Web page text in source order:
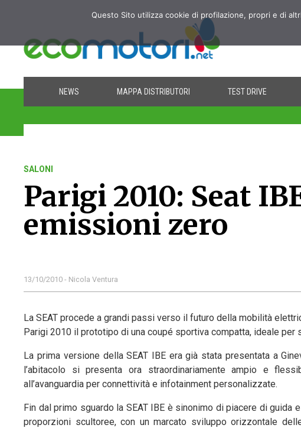
NEWS MAPPA DISTRIBUTORI TEST DRIVE
SALONI
Parigi 2010: Seat
emissioni zero
13/10/2010 - Nicola Ventura
La SEAT procede a grandi passi verso il futuro della mobilità
Parigi 2010 il prototipo di una coupé sportiva compatta, ideale
La prima versione della SEAT IBE era già stata presentata a
l’abitacolo si presenta ora straordinariamente ampio e
all’avanguardia per connettività e infotainment personalizzate.
Fin dal primo sguardo la SEAT IBE è sinonimo di piacere di
proporzioni scultoree, con un marcato sviluppo orizzontale
Questo Sito utilizza cookie di profilazione, propri e di